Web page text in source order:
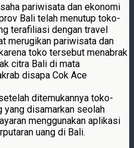
pariwisata dan ekonomi
Bali telah menutup toko-
terafiliasi dengan travel
merugikan pariwisata dan
toko tersebut menabrak
citra Bali di mata
disapa Cok Ace
ditemukannya toko-
yang disamarkan seolah
menggunakan aplikasi
uang di Bali.